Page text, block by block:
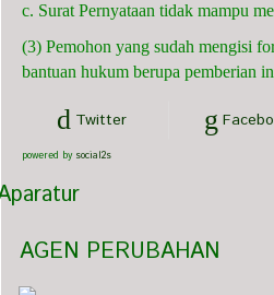
c. Surat Pernyataan tidak mampu
(3) Pemohon yang sudah mengisi
bantuan hukum berupa pemberian
Twitter
powered by social2s
Panitera